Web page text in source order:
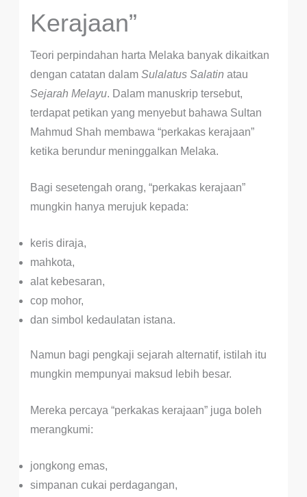
Kerajaan”
Teori perpindahan harta Melaka banyak dikaitkan
dengan catatan dalam Sulalatus Salatin atau
Sejarah Melayu. Dalam manuskrip tersebut,
terdapat petikan yang menyebut bahawa Sultan
Mahmud Shah membawa “perkakas kerajaan”
ketika berundur meninggalkan Melaka.
Bagi sesetengah orang, “perkakas kerajaan”
mungkin hanya merujuk kepada:
keris diraja,
mahkota,
alat kebesaran,
cop mohor,
dan simbol kedaulatan istana.
Namun bagi pengkaji sejarah alternatif, istilah itu
mungkin mempunyai maksud lebih besar.
Mereka percaya “perkakas kerajaan” juga boleh
merangkumi:
jongkong emas,
simpanan cukai perdagangan,